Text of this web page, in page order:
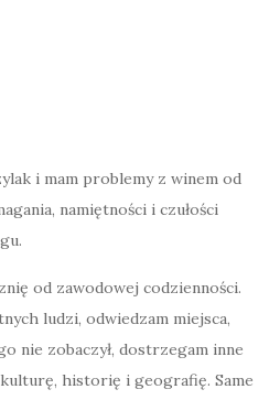
i mam problemy z winem od
namiętności i czułości
od zawodowej codzienności.
ludzi, odwiedzam miejsca,
nie zobaczył, dostrzegam inne
historię i geografię. Same